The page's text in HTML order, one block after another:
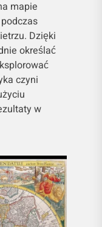
mapie
Dzięki
określać
czyni
w